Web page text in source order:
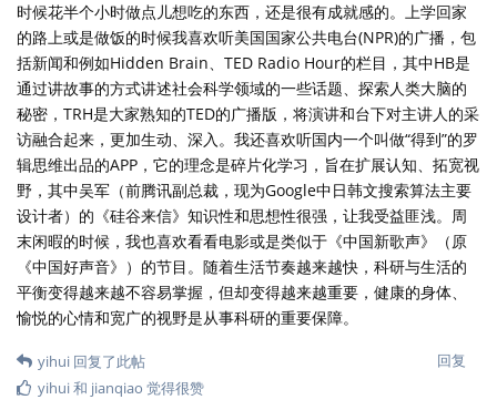
时候花半个小时做点儿想吃的东西，还是很有成就感的。上学回家
的路上或是做饭的时候我喜欢听美国国家公共电台(NPR)的广播，包
括新闻和例如Hidden Brain、TED Radio Hour的栏目，其中HB是
通过讲故事的方式讲述社会科学领域的一些话题、探索人类大脑的
秘密，TRH是大家熟知的TED的广播版，将演讲和台下对主讲人的采
访融合起来，更加生动、深入。我还喜欢听国内一个叫做“得到”的罗
辑思维出品的APP，它的理念是碎片化学习，旨在扩展认知、拓宽视
野，其中吴军（前腾讯副总裁，现为Google中日韩文搜索算法主要
设计者）的《硅谷来信》知识性和思想性很强，让我受益匪浅。周
末闲暇的时候，我也喜欢看看电影或是类似于《中国新歌声》（原
《中国好声音》）的节目。随着生活节奏越来越快，科研与生活的
平衡变得越来越不容易掌握，但却变得越来越重要，健康的身体、
愉悦的心情和宽广的视野是从事科研的重要保障。
回复
yihui 回复了此帖
yihui和 jianqiao 觉得很赞